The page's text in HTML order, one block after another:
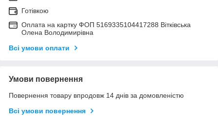
Готівкою
Оплата на картку ФОП 5169335104417288 Вітківська
Олена Володимирівна
Всі умови оплати
Умови повернення
Повернення товару впродовж 14 днів за домовленістю
Всі умови повернення